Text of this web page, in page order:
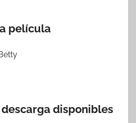
película
disponibles